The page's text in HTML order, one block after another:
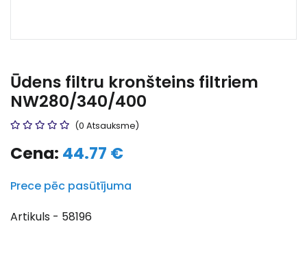
Ūdens filtru kronšteins filtriem
NW280/340/400
(0 Atsauksme)
Cena: 44.77 €
Prece pēc pasūtījuma
Artikuls - 58196